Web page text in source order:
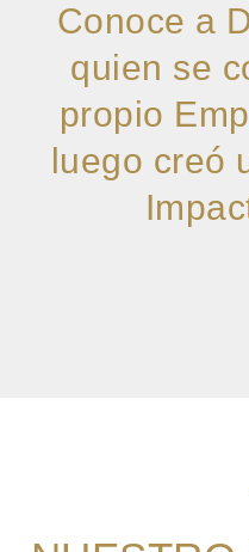
Conoce a
quien se
propio
luego creó